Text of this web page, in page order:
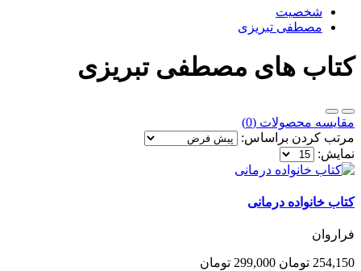
شخصیت
مصطفی تبریزی
کتاب های مصطفی تبریزی
مقایسه محصولات (0)
مرتب کردن براساس:
نمایش:
کتاب خانواده درمانی
فراروان
254,150 تومان 299,000 تومان